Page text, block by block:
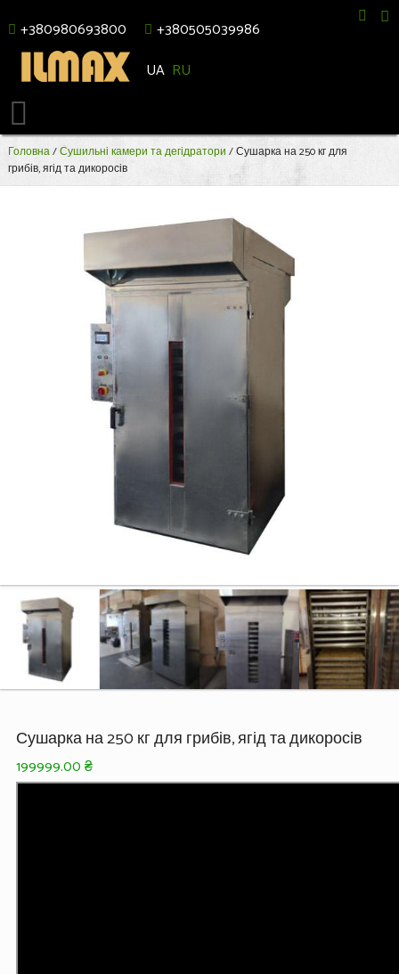
+380980693800
+380505039986
UA RU
Головна/Сушильні камери та дегідратори / Сушарка на 250 кг для
грибів, ягід та дикоросів
Сушарка на 250 кг для грибів, ягід та дикоросів
199999.00₴